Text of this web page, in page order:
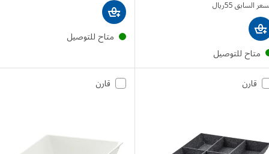
السابق ريال55 السعر السابق ريال 55
للتوصيل
متاح للتوصيل
قارن قارن